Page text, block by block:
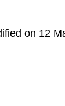
on 12